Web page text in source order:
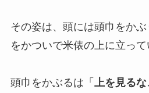
その姿は、頭には頭巾をか
をかついで米俵の上に立って
頭巾をかぶるは「 上を見る